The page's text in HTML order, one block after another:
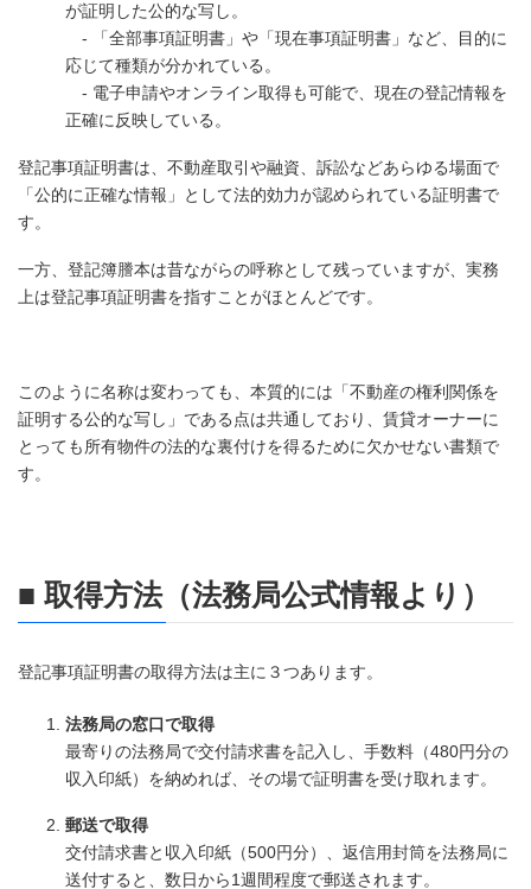
が証明した公的な写し。
- 「全部事項証明書」や「現在事項証明書」など、目的に
応じて種類が分かれている。
- 電子申請やオンライン取得も可能で、現在の登記情報を
正確に反映している。
登記事項証明書は、不動産取引や融資、訴訟などあらゆる場面で
「公的に正確な情報」として法的効力が認められている証明書で
す。
一方、登記簿謄本は昔ながらの呼称として残っていますが、実務
上は登記事項証明書を指すことがほとんどです。
このように名称は変わっても、本質的には「不動産の権利関係を
証明する公的な写し」である点は共通しており、賃貸オーナーに
とっても所有物件の法的な裏付けを得るために欠かせない書類で
す。
■ 取得方法（法務局公式情報より）
登記事項証明書の取得方法は主に３つあります。
法務局の窓口で取得
最寄りの法務局で交付請求書を記入し、手数料（480円分の
収入印紙）を納めれば、その場で証明書を受け取れます。
郵送で取得
交付請求書と収入印紙（500円分）、返信用封筒を法務局に
送付すると、数日から1週間程度で郵送されます。